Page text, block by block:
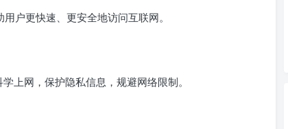
户更快速、更安全地访问互联网。
上网，保护隐私信息，规避网络限制。